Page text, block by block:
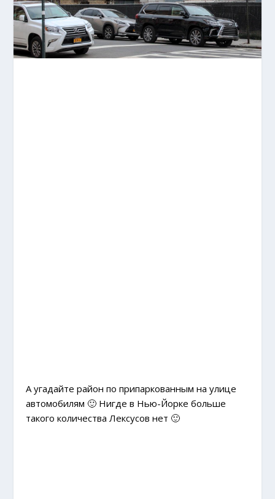
А угадайте район по припаркованным на улице
автомобилям 🙂 Нигде в Нью-Йорке больше
такого количества Лексусов нет 🙂